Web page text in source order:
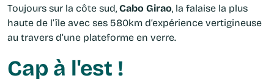
Toujours sur la côte sud,Cabo Girao, la falaise la plus
haute de l’île avec ses 580kmd’expérience vertigineuse
au travers d’une plateforme en verre.
Cap à l'est !